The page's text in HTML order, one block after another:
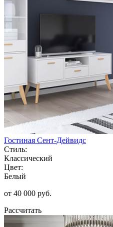
Гостиная Сент-Дейвидс
Стиль:
Классический
Цвет:
Белый
от 40 000 руб.
Рассчитать